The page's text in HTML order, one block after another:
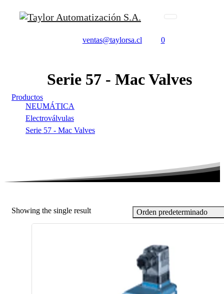
ventas@taylorsa.cl 0
Serie 57 - MacValves
Productos
NEUMÁTICA
Electroválvulas
Serie 57 - Mac Valves
Showing the single result Orden predeterminado